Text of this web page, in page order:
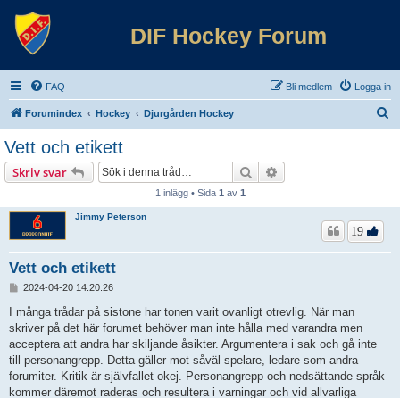
DIF Hockey Forum
FAQ Logga in
Bli medlem
Forumindex Hockey Djurgården Hockey
Vett och etikett
Skriv svar Sök
1 inlägg • Sida 1 av 1
Jimmy Peterson
Vett och etikett
19
l
g
g
2024-04-20 14:20:26
I många trådar på sistone har tonen varit ovanligt otrevlig. När man
skriver på det här forumet behöver man inte hålla med varandra men
acceptera att andra har skiljande åsikter. Argumentera i sak och gå inte
till personangrepp. Detta gäller mot såväl spelare, ledare som andra
forumiter. Kritik är självfallet okej. Personangrepp och nedsättande språk
kommer däremot raderas och resultera i varningar och vid allvarliga